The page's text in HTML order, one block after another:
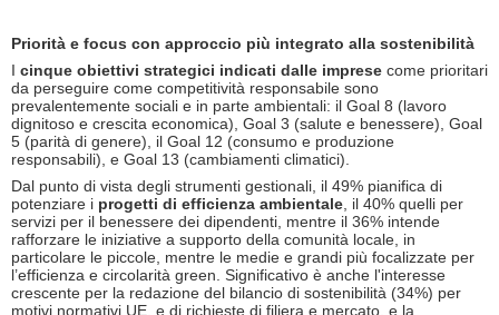
Priorità e focus con approccio più integrato alla sostenibilità
I cinque obiettivi strategici indicati dalle imprese come prioritari
da perseguire come competitività responsabile sono
prevalentemente sociali e in parte ambientali: il Goal 8 (lavoro
dignitoso e crescita economica), Goal 3 (salute e benessere), Goal
5 (parità di genere), il Goal 12 (consumo e produzione
responsabili), e Goal 13 (cambiamenti climatici).
Dal punto di vista degli strumenti gestionali, il 49% pianifica di
potenziare i progetti di efficienza ambientale , il 40% quelli per
servizi per il benessere dei dipendenti, mentre il 36% intende
rafforzare le iniziative a supporto della comunità locale, in
particolare le piccole, mentre le medie e grandi più focalizzate per
l’efficienza e circolarità green. Significativo è anche l'interesse
crescente per la redazione del bilancio di sostenibilità (34%) per
motivi normativi UE, e di richieste di filiera e mercato, e la